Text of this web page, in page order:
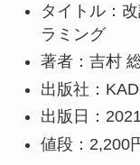
タイトル：
ラミング
著者：吉村
出版社：
出版日：
値段：2,200